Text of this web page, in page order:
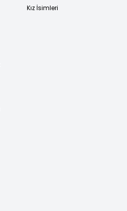
Kız İsimleri